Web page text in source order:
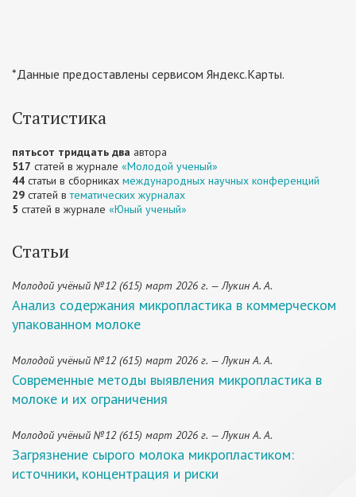
*Данные предоставлены сервисом Яндекс.Карты.
Статистика
пятьсот тридцать два автора
517 статей в журнале «Молодой ученый»
44 статьи в сборниках международных научных конференций
29 статей втематических журналах
5 статей в журнале «Юный ученый»
Статьи
Молодой учёный №12 (615) март 2026 г. — Лукин А. А.
Анализ содержания микропластика в коммерческом
упакованном молоке
Молодой учёный №12 (615) март 2026 г. — Лукин А. А.
Современные методы выявления микропластика в
молоке и их ограничения
Молодой учёный №12 (615) март 2026 г. — Лукин А. А.
Загрязнение сырого молока микропластиком:
источники, концентрация и риски